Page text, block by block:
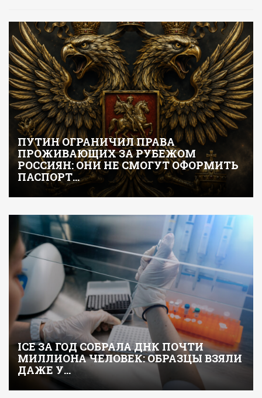
ПУТИН ОГРАНИЧИЛ ПРАВА
ПРОЖИВАЮЩИХ ЗА РУБЕЖОМ
РОССИЯН: ОНИ НЕ СМОГУТ ОФОРМИТЬ
ПАСПОРТ…
ICE ЗА ГОД СОБРАЛА ДНК ПОЧТИ
МИЛЛИОНА ЧЕЛОВЕК: ОБРАЗЦЫ ВЗЯЛИ
ДАЖЕ У…